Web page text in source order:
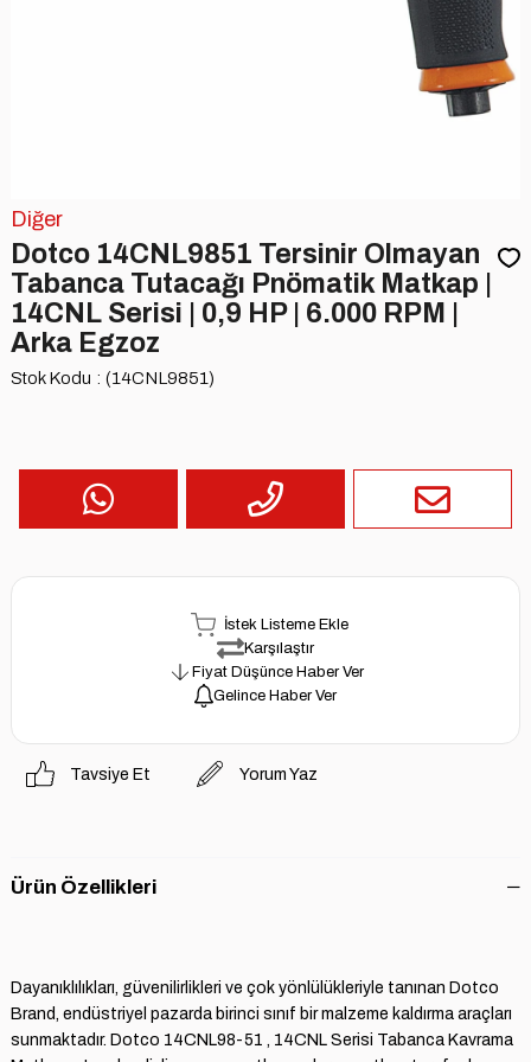
Diğer
Dotco 14CNL9851 Tersinir Olmayan
Tabanca Tutacağı Pnömatik Matkap |
14CNL Serisi | 0,9 HP | 6.000 RPM |
Arka Egzoz
Stok Kodu (14CNL9851)
İstek Listeme Ekle
Karşılaştır
Fiyat Düşünce Haber Ver
Gelince Haber Ver
Tavsiye Et Yorum Yaz
Ürün Özellikleri
Dayanıklılıkları, güvenilirlikleri ve çok yönlülükleriyle tanınan Dotco
Brand, endüstriyel pazarda birinci sınıf bir malzeme kaldırma araçları
sunmaktadır. Dotco 14CNL98-51 , 14CNL Serisi Tabanca Kavrama